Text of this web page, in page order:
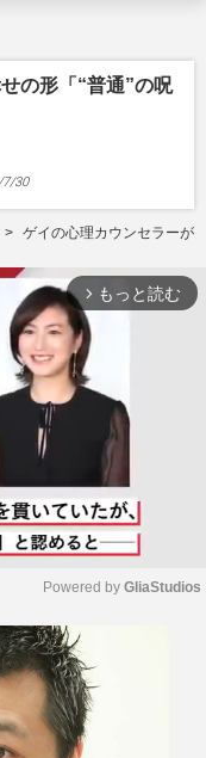
の形「“普通”の呪
7/30
ゲイの心理カウンセラーが
arrow_forward_ios もっと読む
Powered by GliaStudios